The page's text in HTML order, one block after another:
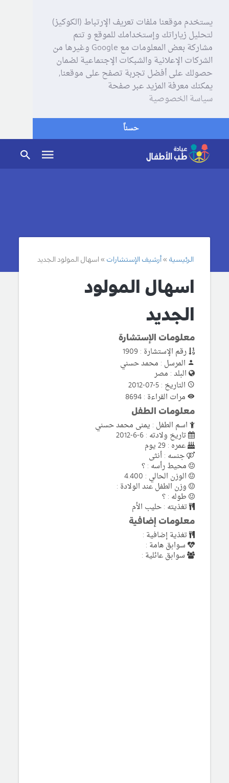
يستخدم موقعنا ملفات تعريف الإرتباط (الكوكيز)
لتحليل زياراتك وإستخدامك للموقع و تتم
مشاركة بعض المعلومات مع Google وغيرها من
الشركات الإعلانية والشبكات الإجتماعية لضمان
حصولك على أفضل تجربة تصفح على موقعنا,
يمكنك معرفة المزيد عبر صفحة
سياسة الخصوصية
حسناً
الرئيسية أرشيف الإستشارات اسهال المولود الجديد
اسهال المولود
الجديد
معلومات الإستشارة
رقم الإستشارة : 1909
المرسل : محمد حسني
البلد : مصر
التاريخ : 5-07-2012
مرات القراءة : 8694
معلومات الطفل
اسم الطفل : يمنى محمد حسني
تاريخ ولادته : 6-6-2012
عمره : 29 يوم
جنسه : أنثى
محيط رأسه : ؟
الوزن الحالي : 4.400
وزن الطفل عند الولادة :
طوله : ؟
تغذيته : حليب الأم
معلومات إضافية
تغذية إضافية :
سوابق هامة :
سوابق عائلية :